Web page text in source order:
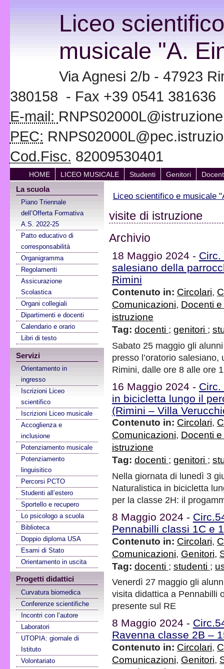
Liceo
musicale "A.
Via Agnesi 2/b - 47923
380158 - Fax +39 0541 381636
E-mail:
PEC:
Cod.Fisc. 82009530401
HOME LICEO MUSICALE Studenti Genitori
La scuola
Piano Triennale
dell’Offerta Formativa
A.S. 2022-25
Patto educativo di
corresponsabilità
Organigramma
Regolamenti
Assicurazione
Scolastica
Organi collegiali
Dipartimenti e docenti
Calendario e orario
Libri di testo
Servizi
Orientamento in
ingresso
Iscrizioni Liceo
scientifico
Iscrizioni Liceo musicale
Accoglienza e
inclusione
Potenziamento musicale
Potenziamento
linguisitico
Percorsi PCTO
Studenti all’estero
Sportello e recupero
Lo psicologo a scuola
Biblioteca
Doppio diploma USA
Esami di Stato
Orientamento in uscita
Progetti didattici
Curvatura biomedica
Conferenze scientifiche
Incontri con l’autore
Laboratori
UTOPIA: giornale di
Istituto
Volontariato
Liceo scientifico e musicale
visite di istruzione
Archivio
18 Maggio 2024 - Circ.
salesiano della
Rimini
Contenuto in: Circolari,
Comunicazioni, Docenti e
istruzione
Tag: docenti ; genitori ;
Sabato 25 maggio gli
presso l’oratorio
Rimini, dalle ore 8 alle ore
16 Maggio 2024 - Circ.
in bicicletta lungo il
(Rimini – Villa
Contenuto in: Circolari,
Comunicazioni, Docenti e
istruzione
Tag: docenti ; genitori ;
Nella giornata di lunedì 3
Naturalistica in bicicletta
per la classe 2H: il
8 Maggio 2024 -
Pennabilli classi 1C e
Contenuto in: Circolari,
Comunicazioni, Genitori,
Tag: docenti ; studenti ;
Venerdì 27 maggio gli
visita didattica a Pennabilli
presente sul RE
8 Maggio 2024 -
Ravenna classe 2B –
Contenuto in: Circolari,
Comunicazioni, Genitori,